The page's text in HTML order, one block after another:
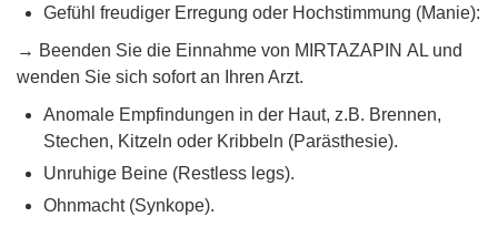
Gefühl freudiger Erregung oder Hochstimmung (Manie):
→ Beenden Sie die Einnahme von MIRTAZAPIN AL und
wenden Sie sich sofort an Ihren Arzt.
Anomale Empfindungen in der Haut, z.B. Brennen,
Stechen, Kitzeln oder Kribbeln (Parästhesie).
Unruhige Beine (Restless legs).
Ohnmacht (Synkope).